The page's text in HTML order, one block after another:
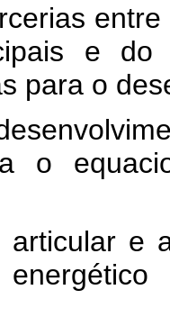
e
para o
o
articular e